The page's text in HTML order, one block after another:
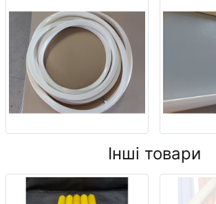
Інші товари